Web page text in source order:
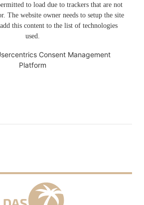
to load due to trackers that are not
The website owner needs to setup the site
this content to the list of technologies
used.
Consent Management
Platform